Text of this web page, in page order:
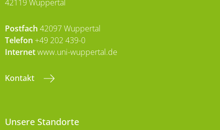
42119 Wuppertal
Postfach 42097 Wuppertal
Telefon +49 202 439-0
Internetwww.uni-wuppertal.de
Kontakt
Unsere Standorte